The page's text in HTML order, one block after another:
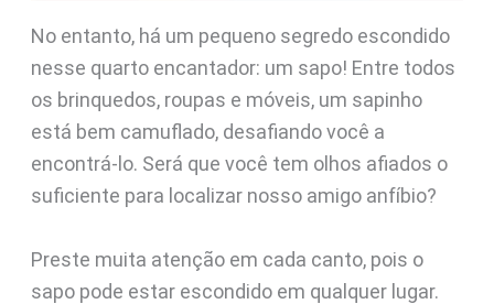
No entanto, há um pequeno segredo escondido
nesse quarto encantador: um sapo! Entre todos
os brinquedos, roupas e móveis, um sapinho
está bem camuflado, desafiando você a
encontrá-lo. Será que você tem olhos afiados o
suficiente para localizar nosso amigo anfíbio?
Preste muita atenção em cada canto, pois o
sapo pode estar escondido em qualquer lugar.